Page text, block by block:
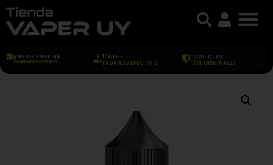
ENVIOS EN EL DIA
COMPRANDO HASTA 18HS
10% OFF
PAGANDO EFECTIVO
PRODUCTOS
100% ORIGINALES